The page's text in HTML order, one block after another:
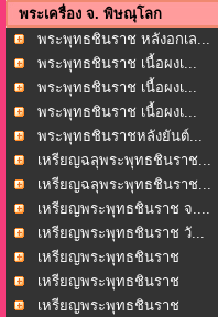
พระเครื่อง จ. พิษณุโลก
พระพุทธชินราช หลังอกเล...
พระพุทธชินราช เนื้อผงเ...
พระพุทธชินราช เนื้อผงเ...
พระพุทธชินราช เนื้อผงเ...
พระพุทธชินราชหลังยันต์...
เหรียญฉลุพระพุทธชินราช...
เหรียญฉลุพระพุทธชินราช...
เหรียญพระพุทธชินราช จ....
เหรียญพระพุทธชินราช วั...
เหรียญพระพุทธชินราช
หล... เหรียญพระพุทธชินราช
หล... เหรียญพระพุทธชินราช